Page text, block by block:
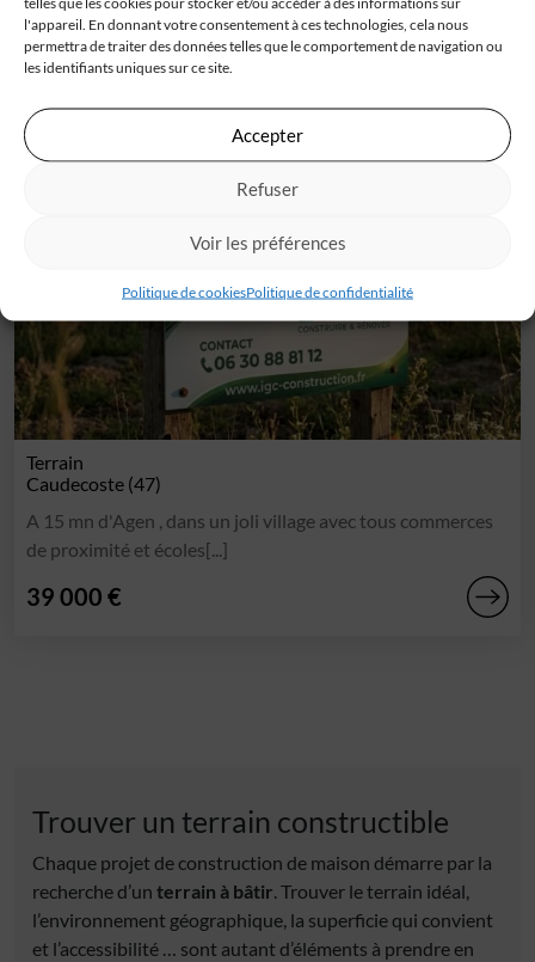
l'appareil. En donnant votre consentement à ces technologies, cela nous
permettra de traiter des données telles que le comportement de navigation ou
les identifiants uniques sur ce site.
Accepter
Refuser
Voir les préférences
Politique de cookiesPolitique de confidentialité
proche école. Nous avons sélectionné ce terrain[...]
43 000 €
Terrain
Caudecoste (47)
A 15 mn d'Agen , dans un joli village avec tous commerces
de proximité et écoles[...]
39 000 €
Trouver un terrain constructible
Chaque projet de construction de maison démarre par la
recherche d’un terrain à bâtir. Trouver le terrain idéal,
l’environnement géographique, la superficie qui convient
et l’accessibilité … sont autant d’éléments à prendre en